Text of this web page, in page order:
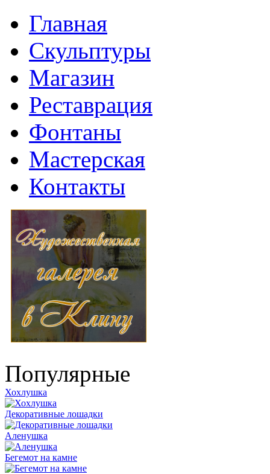
Главная
Скульптуры
Магазин
Реставрация
Фонтаны
Мастерская
Контакты
Популярные
Хохлушка
Декоративные лошадки
Аленушка
Бегемот на камне